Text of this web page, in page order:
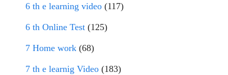
6 th e learning video (117)
6 th Online Test (125)
7 Home work (68)
7 th e learnig Video (183)